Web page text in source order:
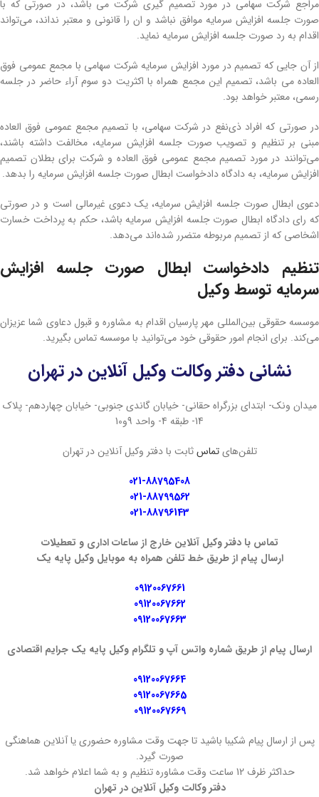
مراجع شرکت سهامی در مورد تصمیم گیری شرکت می باشد، در صورتی که با
صورت جلسه افزایش سرمایه موافق نباشد و ان را قانونی و معتبر نداند، می‌تواند
اقدام به رد صورت جلسه افزایش سرمایه نماید.
از آن جایی که تصمیم در مورد افزایش سرمایه شرکت سهامی با مجمع عمومی فوق
العاده می باشد، تصمیم این مجمع همراه با اکثریت دو سوم آراء حاضر در جلسه
رسمی، معتبر خواهد بود.
در صورتی که افراد ذی‌نفع در شرکت سهامی، با تصمیم مجمع عمومی فوق العاده
مبنی بر تنظیم و تصویب صورت جلسه افزایش سرمایه، مخالفت داشته باشند،
می‌توانند در مورد تصمیم مجمع عمومی فوق العاده و شرکت برای بطلان تصمیم
افزایش سرمایه، به دادگاه دادخواست ابطال صورت جلسه افزایش سرمایه را بدهد.
دعوی ابطال صورت جلسه افزایش سرمایه، یک دعوی غیرمالی است و در صورتی
که رای دادگاه ابطال صورت جلسه افزایش سرمایه باشد، حکم به پرداخت خسارت
اشخاصی که از تصمیم مربوطه متضرر شده‌اند می‌دهد.
تنظیم دادخواست ابطال صورت جلسه افزایش
سرمایه توسط وکیل
موسسه حقوقی بین‌المللی مهر پارسیان اقدام به مشاوره و قبول دعاوی شما عزیزان
می‌کند. برای انجام امور حقوقی خود می‌توانید با موسسه تماس بگیرید.
نشانی دفتر وکالت وکیل آنلاین در تهران
میدان ونک- ابتدای بزرگراه حقانی- خیابان گاندی جنوبی- خیابان چهاردهم- پلاک
14- طبقه 4- واحد 9و10
تلفن‌هایتماسثابت با دفتر وکیل آنلاین در تهران
021-88795408
021-88799562
021-88796143
تماس با دفتر وکیل آنلاین خارج از ساعات اداری و تعطیلات
ارسال پیام از طریق خط تلفن همراه به موبایل وکیل پایه یک
09120067661
09120067662
09120067663
ارسال پیام از طریق شماره واتس آپ و تلگرام وکیل پایه یک جرایم اقتصادی
09120067664
09120067665
09120067669
پس از ارسال پیام شکیبا باشید تا جهت وقت مشاوره حضوری یا آنلاین هماهنگی
صورت گیرد.
حداکثر ظرف 12 ساعت وقت مشاوره تنظیم و به شما اعلام خواهد شد.
دفتر وکالت وکیل آنلاین در تهران